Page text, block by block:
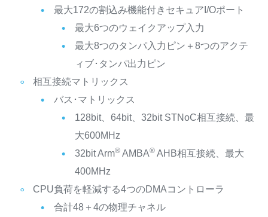
最大172の割込み機能付きセキュアI/Oポート
最大6つのウェイクアップ入力
最大8つのタンパ入力ピン＋8つのアクテ
ィブ･タンパ出力ピン
相互接続マトリックス
バス･マトリックス
128bit、64bit、32bit STNoC相互接続、最
大600MHz
32bit Arm®AMBA®AHB相互接続、最大
400MHz
CPU負荷を軽減する4つのDMAコントローラ
合計48＋4の物理チャネル